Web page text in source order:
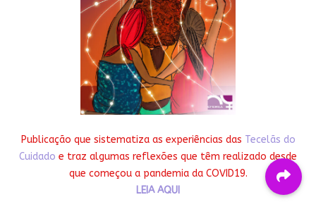
Publicação que sistematiza as experiências das Tecelãs do
Cuidado e traz algumas reflexões que têm realizado desde
que começou a pandemia da COVID19.
LEIA AQUI